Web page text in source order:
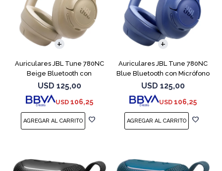
Auriculares JBL Tune 780NC
Beige Bluetooth con
Micrófono
USD 125,00
USD 106,25
Auriculares JBL Tune 780NC
Blue Bluetooth con Micrófono
USD 125,00
USD 106,25